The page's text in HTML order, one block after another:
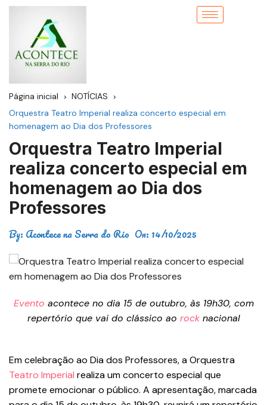
Página inicial
NOTÍCIAS
Orquestra Teatro Imperial realiza concerto especial em
homenagem ao Dia dos Professores
Orquestra Teatro Imperial
realiza concerto especial em
homenagem ao Dia dos
Professores
By: Acontece na Serra do Rio On: 14/10/2025
Evento acontece no dia 15 de outubro, às 19h30, com
repertório que vai do clássico ao rocknacional
Em celebração ao Dia dos Professores, a Orquestra
Teatro Imperial realiza um concerto especial que
promete emocionar o público. A apresentação, marcada